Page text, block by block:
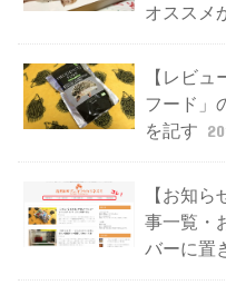
オススメ
【レビ
フード」
を記す
【お知
事一覧・
バーに置